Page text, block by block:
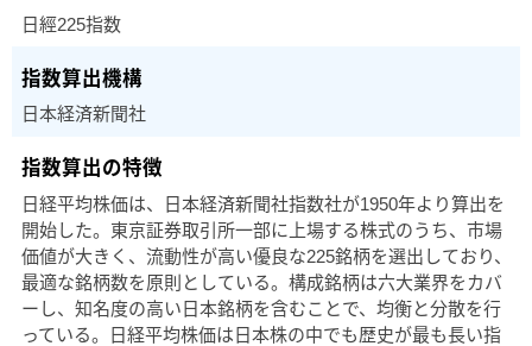
日經225指数
日本経済新聞社
日経平均株価は、日本経済新聞社指数社が1950年より算出を
開始した。東京証券取引所一部に上場する株式のうち、市場
価値が大きく、流動性が高い優良な225銘柄を選出しており、
最適な銘柄数を原則としている。構成銘柄は六大業界をカバ
ーし、知名度の高い日本銘柄を含むことで、均衡と分散を行
っている。日経平均株価は日本株の中でも歴史が最も長い指